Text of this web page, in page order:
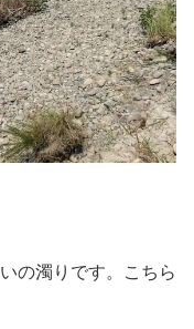
の濁りです。こちら